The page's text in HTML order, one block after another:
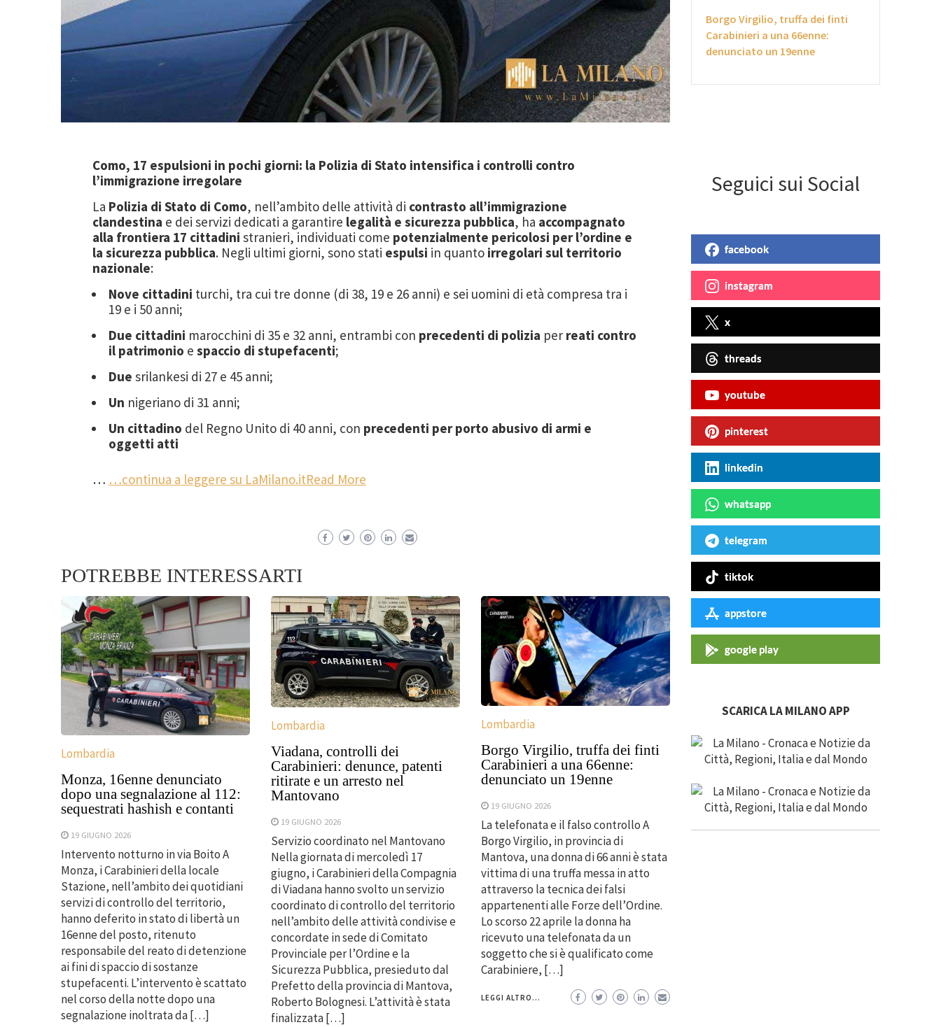
Como, 17 espulsioni in pochi giorni: la Polizia di Stato intensifica i controlli contro
l’immigrazione irregolare
La Polizia di Stato di Como, nell’ambito delle attività di contrasto all’immigrazione
clandestina e dei servizi dedicati a garantire legalità e sicurezza pubblica, ha accompagnato
alla frontiera 17 cittadini stranieri, individuati come potenzialmente pericolosi per l’ordine e
la sicurezza pubblica. Negli ultimi giorni, sono stati espulsi in quanto irregolari sul territorio
nazionale:
Nove cittadini turchi, tra cui tre donne (di 38, 19 e 26 anni) e sei uomini di età compresa tra i
19 e i 50 anni;
Due cittadini marocchini di 35 e 32 anni, entrambi con precedenti di polizia per reati contro
il patrimonio e spaccio di stupefacenti;
Due srilankesi di 27 e 45 anni;
Un nigeriano di 31 anni;
Un cittadino del Regno Unito di 40 anni, con precedenti per porto abusivo di armi e
oggetti atti
… …continua a leggere su LaMilano.itRead More
POTREBBE INTERESSARTI
Lombardia
Monza, 16enne denunciato
dopo una segnalazione al 112:
sequestrati hashish e contanti
19 GIUGNO 2026
Intervento notturno in via Boito A
Monza, i Carabinieri della locale
Stazione, nell’ambito dei quotidiani
servizi di controllo del territorio,
hanno deferito in stato di libertà un
16enne del posto, ritenuto
responsabile del reato di detenzione
ai fini di spaccio di sostanze
stupefacenti. L’intervento è scattato
nel corso della notte dopo una
segnalazione inoltrata da […]
Lombardia
Viadana, controlli dei
Carabinieri: denunce, patenti
ritirate e un arresto nel
Mantovano
19 GIUGNO 2026
Servizio coordinato nel Mantovano
Nella giornata di mercoledì 17
giugno, i Carabinieri della Compagnia
di Viadana hanno svolto un servizio
coordinato di controllo del territorio
nell’ambito delle attività condivise e
concordate in sede di Comitato
Provinciale per l’Ordine e la
Sicurezza Pubblica, presieduto dal
Prefetto della provincia di Mantova,
Roberto Bolognesi. L’attività è stata
finalizzata […]
Lombardia
Borgo Virgilio, truffa dei finti
Carabinieri a una 66enne:
denunciato un 19enne
19 GIUGNO 2026
La telefonata e il falso controllo A
Borgo Virgilio, in provincia di
Mantova, una donna di 66 anni è stata
vittima di una truffa messa in atto
attraverso la tecnica dei falsi
appartenenti alle Forze dell’Ordine.
Lo scorso 22 aprile la donna ha
ricevuto una telefonata da un
soggetto che si è qualificato come
Carabiniere, […]
LEGGI ALTRO...
Borgo Virgilio, truffa dei finti
Carabinieri a una 66enne:
denunciato un 19enne
Seguici sui Social
facebook
instagram
x
threads
youtube
pinterest
linkedin
whatsapp
telegram
tiktok
appstore
google play
SCARICA LA MILANO APP